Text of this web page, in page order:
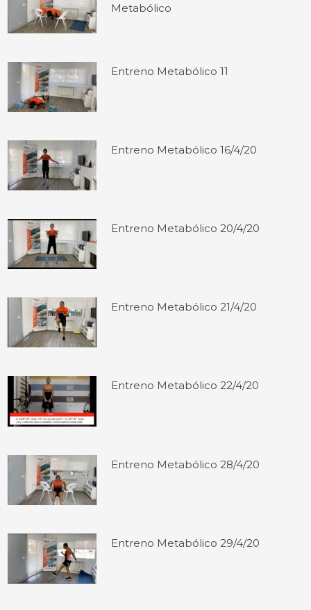
Metabólico
Entreno Metabólico 11
Entreno Metabólico 16/4/20
Entreno Metabólico 20/4/20
Entreno Metabólico 21/4/20
Entreno Metabólico 22/4/20
Entreno Metabólico 28/4/20
Entreno Metabólico 29/4/20